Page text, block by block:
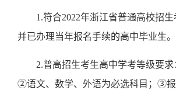
1.符合2022年浙江省普通高校招生
并已办理当年报名手续的高中毕业生。
2.普高招生考生高中学考等级要
②语文、数学、外语为必选科目；③